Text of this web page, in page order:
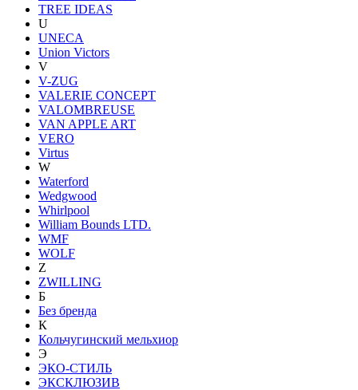
TREE IDEAS
U
UNECA
Union Victors
V
V-ZUG
VALERIE CONCEPT
VALOMBREUSE
VAN APPLE ART
VERO
Virtus
W
Waterford
Wedgwood
Whirlpool
William Bounds LTD.
WMF
WOLF
Z
ZWILLING
Б
Без бренда
К
Кольчугинский мельхиор
Э
ЭКО-СТИЛЬ
ЭКСКЛЮЗИВ